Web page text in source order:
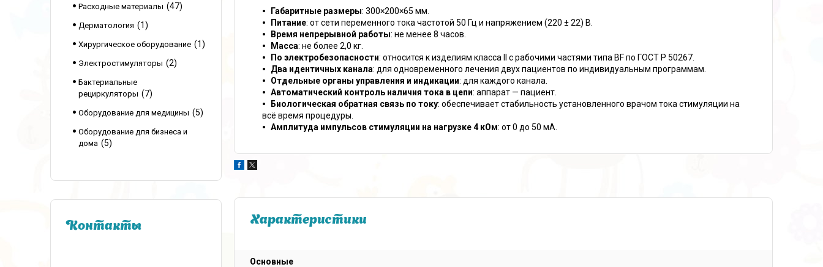
Габаритные размеры: 300×200×65 мм.
Питание: от сети переменного тока частотой 50 Гц и напряжением (220 ± 22) В.
Время непрерывной работы: не менее 8 часов.
Масса: не более 2,0 кг.
По электробезопасности: относится к изделиям класса II с рабочими частями типа BF по ГОСТ Р 50267.
Два идентичных канала: для одновременного лечения двух пациентов по индивидуальным программам.
Отдельные органы управления и индикации: для каждого канала.
Автоматический контроль наличия тока в цепи: аппарат — пациент.
Биологическая обратная связь по току: обеспечивает стабильность установленного врачом тока стимуляции на
всё время процедуры.
Амплитуда импульсов стимуляции на нагрузке 4 кОм: от 0 до 50 мА.
Характеристики
Основные
Расходные материалы 47
Дерматология 1
Хирургическое оборудование 1
Электростимуляторы 2
Бактериальные
рециркуляторы
7
Оборудование для медицины 5
Оборудование для бизнеса и
дома
5
Контакты